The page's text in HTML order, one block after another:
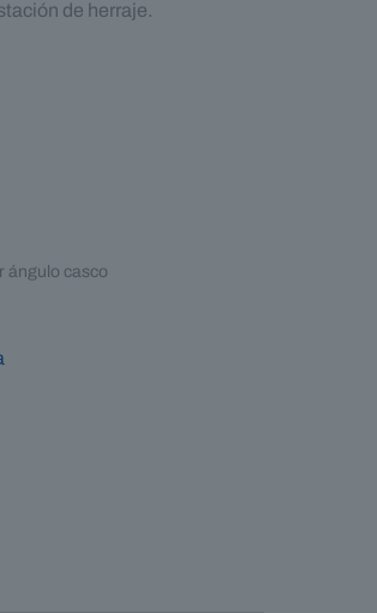
de herraje.
ángulo casco